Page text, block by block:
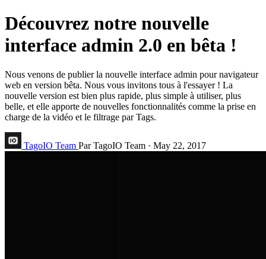
Découvrez notre nouvelle
interface admin 2.0 en bêta !
Nous venons de publier la nouvelle interface admin pour navigateur
web en version bêta. Nous vous invitons tous à l'essayer ! La
nouvelle version est bien plus rapide, plus simple à utiliser, plus
belle, et elle apporte de nouvelles fonctionnalités comme la prise en
charge de la vidéo et le filtrage par Tags.
TagoIO Team Par TagoIO Team · May 22, 2017